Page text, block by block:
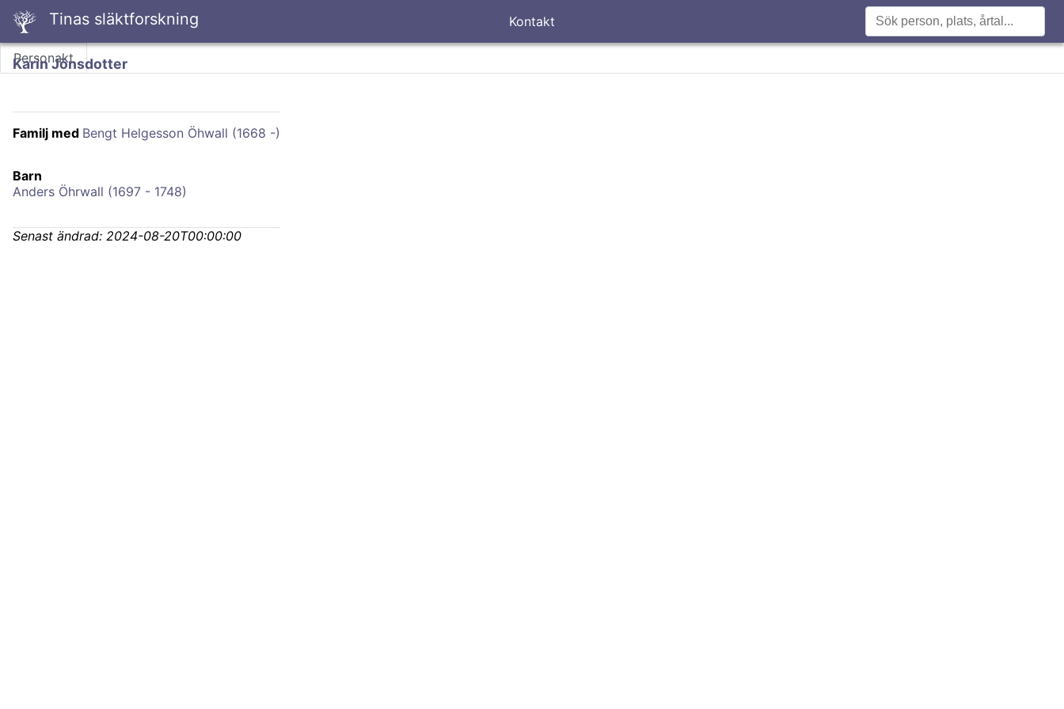
Tinas släktforskning Kontakt
Personakt
Karin Jönsdotter
Familj med Bengt Helgesson Öhwall (1668 -)
Barn
Anders Öhrwall (1697 - 1748)
Senast ändrad: 2024-08-20T00:00:00